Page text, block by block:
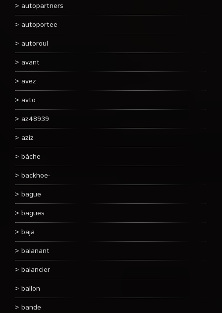
autopartners
autoportee
autoroul
avant
avez
avto
az48939
aziz
bâche
backhoe-
bague
bagues
baja
balanant
balancier
ballon
bande